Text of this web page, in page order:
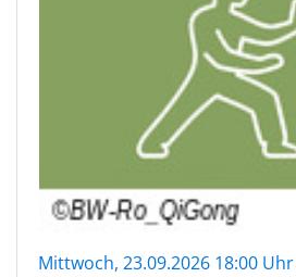
Mittwoch, 23.09.2026 18:00 Uhr